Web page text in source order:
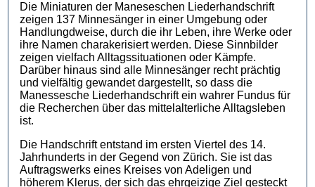
Die Miniaturen der Maneseschen Liederhandschrift
zeigen 137 Minnesänger in einer Umgebung oder
Handlungdweise, durch die ihr Leben, ihre Werke oder
ihre Namen charakerisiert werden. Diese Sinnbilder
zeigen vielfach Alltagssituationen oder Kämpfe.
Darüber hinaus sind alle Minnesänger recht prächtig
und vielfältig gewandet dargestellt, so dass die
Manessesche Liederhandschrift ein wahrer Fundus für
die Recherchen über das mittelalterliche Alltagsleben
ist.
Die Handschrift entstand im ersten Viertel des 14.
Jahrhunderts in der Gegend von Zürich. Sie ist das
Auftragswerks eines Kreises von Adeligen und
höherem Klerus, der sich das ehrgeizige Ziel gesteckt